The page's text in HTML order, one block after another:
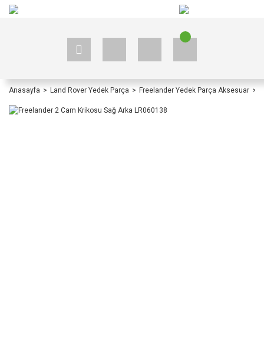
Anasayfa Land Rover Yedek Parça Freelander Yedek Parça Aksesuar